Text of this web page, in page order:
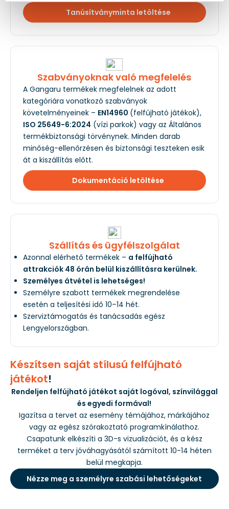
Tanúsítványminta letöltése
Szabványoknak való megfelelés
A Gangaru termékek megfelelnek az adott
kategóriára vonatkozó szabványok
követelményeinek – EN14960 (felfújható játékok),
ISO 25649-6:2024 (vízi parkok) vagy az Általános
termékbiztonsági törvénynek. Minden darab
minőség-ellenőrzésen és biztonsági teszteken esik
át a kiszállítás előtt.
Dokumentáció letöltése
Szállítás és ügyfélszolgálat
Azonnal elérhető termékek – a felfújható
attrakciók 48 órán belül kiszállításra kerülnek.
Személyes átvétel is lehetséges!
Személyre szabott termékek megrendelése
esetén a teljesítési idő 10–14 hét.
Szerviztámogatás és tanácsadás egész
Lengyelországban.
Készítsen saját stílusú felfújható
játékot!
Rendeljen felfújható játékot saját logóval, színvilággal
és egyedi formával!
Igazítsa a tervet az esemény témájához, márkájához
vagy az egész szórakoztató programkínálathoz.
Csapatunk elkészíti a 3D-s vizualizációt, és a kész
terméket a terv jóváhagyásától számított 10-14 héten
belül megkapja.
Nézze meg a személyre szabási lehetőségeket